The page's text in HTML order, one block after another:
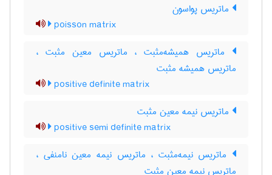
ماتریس پواسون
poisson matrix
ماتریس همیشه‌مثبت ، ماتریس معین مثبت ،
ماتریس همیشه مثبت
positive definite matrix
ماتریس نیمه معین مثبت
positive semi definite matrix
ماتریس نیمه‌مثبت ، ماتریس نیمه معین نامنفی ،
ماتریس نیمه معین مثبت